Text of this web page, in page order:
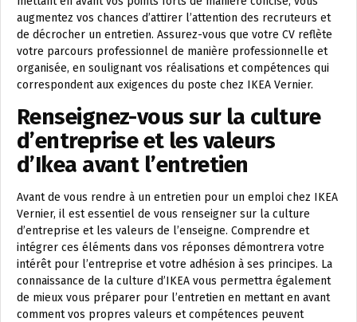
augmentez vos chances d’attirer l’attention des recruteurs et
de décrocher un entretien. Assurez-vous que votre CV reflète
votre parcours professionnel de manière professionnelle et
organisée, en soulignant vos réalisations et compétences qui
correspondent aux exigences du poste chez IKEA Vernier.
Renseignez-vous sur la culture
d’entreprise et les valeurs
d’Ikea avant l’entretien
Avant de vous rendre à un entretien pour un emploi chez IKEA
Vernier, il est essentiel de vous renseigner sur la culture
d’entreprise et les valeurs de l’enseigne. Comprendre et
intégrer ces éléments dans vos réponses démontrera votre
intérêt pour l’entreprise et votre adhésion à ses principes. La
connaissance de la culture d’IKEA vous permettra également
de mieux vous préparer pour l’entretien en mettant en avant
comment vos propres valeurs et compétences peuvent